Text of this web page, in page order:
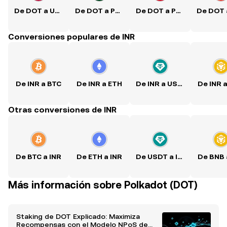
De DOT a USD De DOT a PKR De DOT a PHP
Conversiones populares de INR
De INR a BTC De INR a ETH De INR a USDT De INR
Otras conversiones de INR
De BTC a INR De ETH a INR De USDT a INR De BNB
Más información sobre Polkadot (DOT)
Staking de DOT Explicado: Maximiza
Recompensas con el Modelo NPoS de